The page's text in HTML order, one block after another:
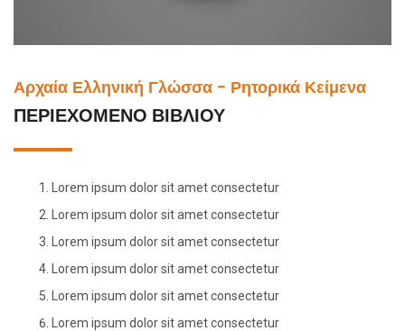
Αρχαία Ελληνική Γλώσσα - Ρητορικά Κείμενα
ΠΕΡΙΕΧΌΜΕΝΟ ΒΙΒΛΊΟΥ
Lorem ipsum dolor sit amet consectetur
Lorem ipsum dolor sit amet consectetur
Lorem ipsum dolor sit amet consectetur
Lorem ipsum dolor sit amet consectetur
Lorem ipsum dolor sit amet consectetur
Lorem ipsum dolor sit amet consectetur